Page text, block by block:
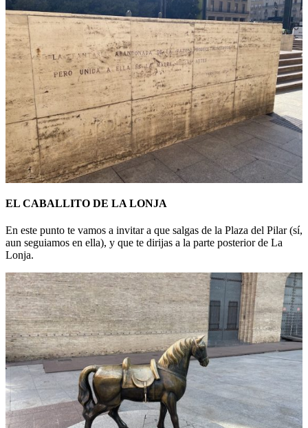
EL CABALLITO DE LA LONJA
En este punto te vamos a invitar a que salgas de la Plaza del Pilar (sí,
aun seguiamos en ella), y que te dirijas a la parte posterior de La
Lonja.